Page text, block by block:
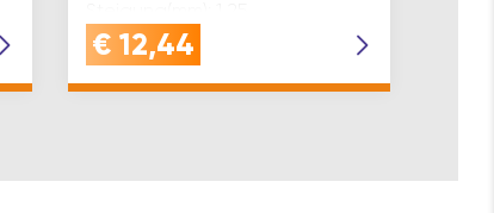
Gewindekurzzeichen: MF DIN 13
Abmessung(mm)…
€ 12,44